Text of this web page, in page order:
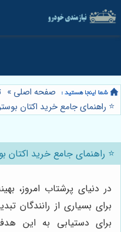
صفحه اصلی »
⭐️ راهنمای جامع خرید اکتان
⭐️ راهنمای جامع خرید اکتان
در دنیای پرشتاب امروز،
برای بسیاری از رانندگان
برای دستیابی به این